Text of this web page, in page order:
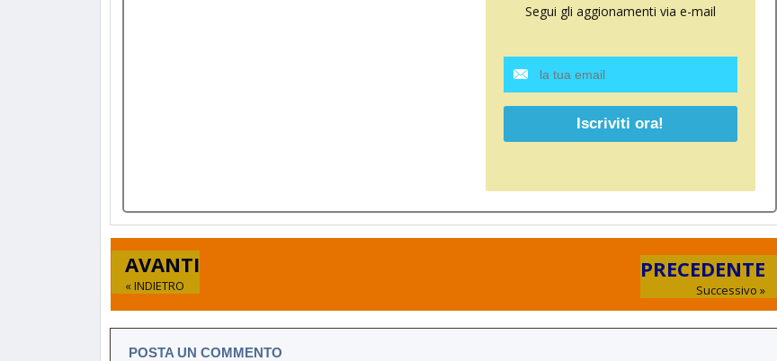
Segui gli aggionamenti via e-mail
AVANTI
« INDIETRO
PRECEDENTE
Successivo »
POSTA UN COMMENTO